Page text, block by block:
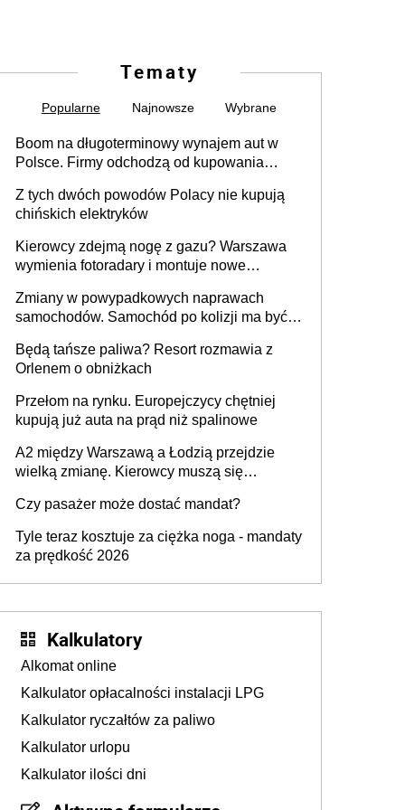
Tematy
Popularne Najnowsze Wybrane
Boom na długoterminowy wynajem aut w
Polsce. Firmy odchodzą od kupowania
Z tych dwóch powodów Polacy nie kupują
chińskich elektryków
Kierowcy zdejmą nogę z gazu? Warszawa
wymienia fotoradary i montuje nowe
Zmiany w powypadkowych naprawach
samochodów. Samochód po kolizji ma być
technologią producenta
Będą tańsze paliwa? Resort rozmawia z
Orlenem o obniżkach
Przełom na rynku. Europejczycy chętniej
kupują już auta na prąd niż spalinowe
A2 między Warszawą a Łodzią przejdzie
wielką zmianę. Kierowcy muszą się
Czy pasażer może dostać mandat?
Tyle teraz kosztuje za ciężka noga - mandaty
za prędkość 2026
Kalkulatory
Alkomat online
Kalkulator opłacalności instalacji LPG
Kalkulator ryczałtów za paliwo
Kalkulator urlopu
Kalkulator ilości dni